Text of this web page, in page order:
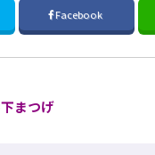
Facebook
下まつげ